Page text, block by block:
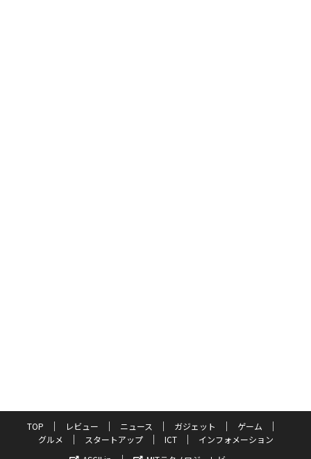
TOP レビュー ニュース ガジェット
ゲーム
グルメ
スタートアップ ICT
インフォメーション